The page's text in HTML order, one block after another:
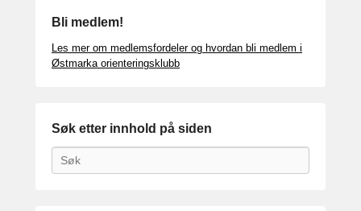
Bli medlem!
Les mer om medlemsfordeler og hvordan bli medlem i
Østmarka orienteringsklubb
Søk etter innhold på siden
Search